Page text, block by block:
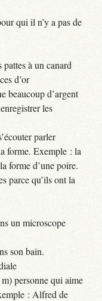
qui il n’y a pas de
à un canard
d’or
beaucoup d’argent
les
parler
forme. Exemple : la
forme d’une poire.
parce qu’ils ont la
un microscope
son bain.
personne qui aime
: Alfred de